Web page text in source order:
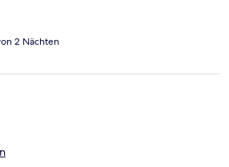
2 Nächten